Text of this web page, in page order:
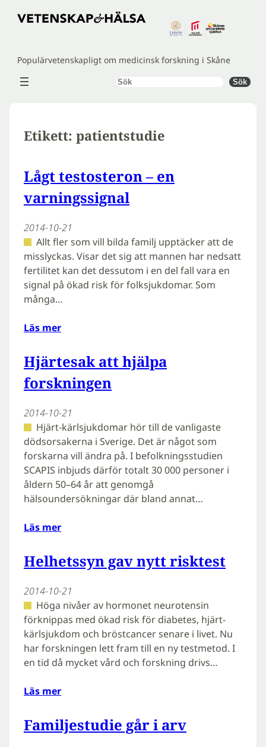
Hoppa
Populärvetenskapligt om medicinsk forskning i Skåne
Sök Sök
Etikett: patientstudie
Lågt testosteron – en
varningssignal
2014-10-21
Allt fler som vill bilda familj upptäcker att de
misslyckas. Visar det sig att mannen har nedsatt
fertilitet kan det dessutom i en del fall vara en
signal på ökad risk för folksjukdomar. Som
många…
Läs mer
Hjärtesak att hjälpa
forskningen
2014-10-21
Hjärt-kärlsjukdomar hör till de vanligaste
dödsorsakerna i Sverige. Det är något som
forskarna vill ändra på. I befolkningsstudien
SCAPIS inbjuds därför totalt 30 000 personer i
åldern 50–64 år att genomgå
hälsoundersökningar där bland annat…
Läs mer
Helhetssyn gav nytt risktest
2014-10-21
Höga nivåer av hormonet neurotensin
förknippas med ökad risk för diabetes, hjärt-
kärlsjukdom och bröstcancer senare i livet. Nu
har forskningen lett fram till en ny testmetod. I
en tid då mycket vård och forskning drivs…
Läs mer
Familjestudie går i arv